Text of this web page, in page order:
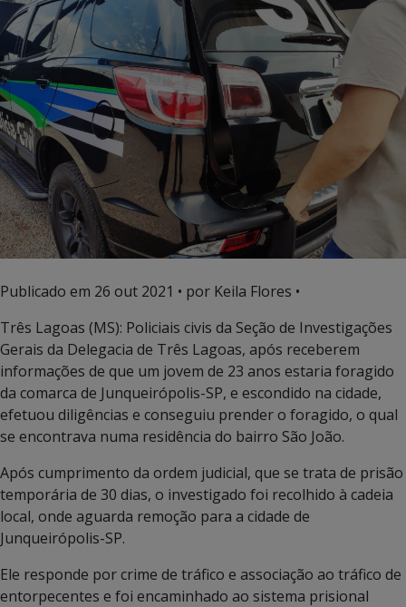
Publicado em 26 out 2021 • por Keila Flores •
Três Lagoas (MS): Policiais civis da Seção de Investigações
Gerais da Delegacia de Três Lagoas, após receberem
informações de que um jovem de 23 anos estaria foragido
da comarca de Junqueirópolis-SP, e escondido na cidade,
efetuou diligências e conseguiu prender o foragido, o qual
se encontrava numa residência do bairro São João.
Após cumprimento da ordem judicial, que se trata de prisão
temporária de 30 dias, o investigado foi recolhido à cadeia
local, onde aguarda remoção para a cidade de
Junqueirópolis-SP.
Ele responde por crime de tráfico e associação ao tráfico de
entorpecentes e foi encaminhado ao sistema prisional